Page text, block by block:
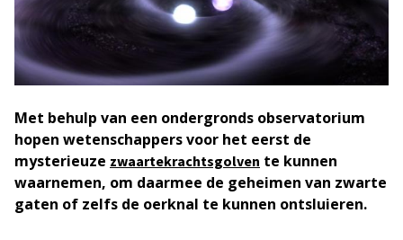
Met behulp van een ondergronds observatorium
hopen wetenschappers voor het eerst de
mysterieuze zwaartekrachtsgolven te kunnen
waarnemen, om daarmee de geheimen van zwarte
gaten of zelfs de oerknal te kunnen ontsluieren.